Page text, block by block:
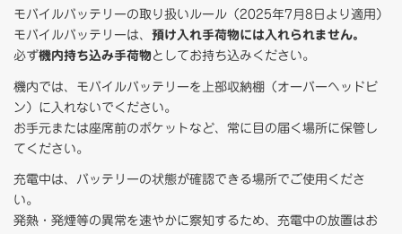
モバイルバッテリーの取り扱いルール（2025年7月8日より適用）
モバイルバッテリーは、 預け入れ手荷物には入れられません。
必ず機内持ち込み手荷物 としてお持ち込みください。
機内では、モバイルバッテリーを上部収納棚（オーバーヘッドビ
ン）に入れないでください。
お手元または座席前のポケットなど、常に目の届く場所に保管し
てください。
充電中は、バッテリーの状態が確認できる場所でご使用くださ
い。
発熱・発煙等の異常を速やかに察知するため、充電中の放置はお